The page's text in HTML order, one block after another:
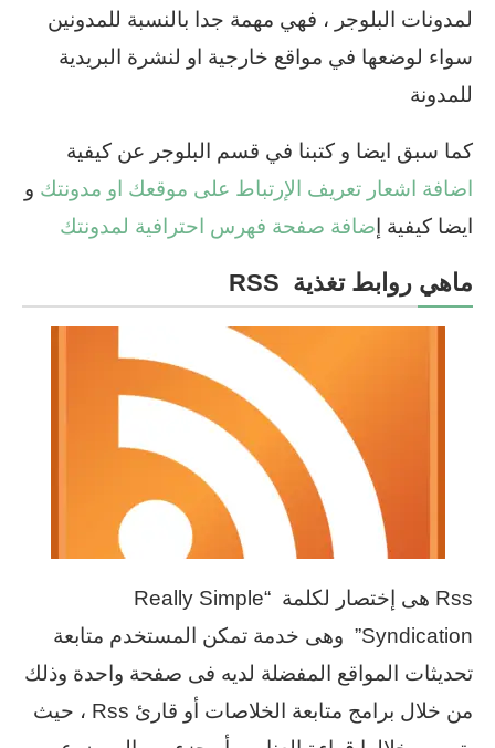
لمدونات البلوجر ، فهي مهمة جدا بالنسبة للمدونين
سواء لوضعها في مواقع خارجية او لنشرة البريدية
للمدونة
كما سبق ايضا و كتبنا في قسم البلوجر عن كيفية
اضافة اشعار تعريف الإرتباط على موقعك او مدونتك و
ايضا كيفية إ ضافة صفحة فهرس احترافية لمدونتك
ماهي روابط تغذية RSS
Rss هى إختصار لكلمة “Really Simple
Syndication” وهى خدمة تمكن المستخدم متابعة
تحديثات المواقع المفضلة لديه فى صفحة واحدة وذلك
من خلال برامج متابعة الخلاصات أو قارئ Rss ، حيث